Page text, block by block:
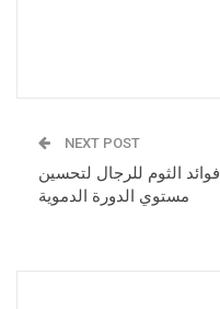
NEXT POST
فوائد الثوم للرجال لتحسين
مستوي الدورة الدموية